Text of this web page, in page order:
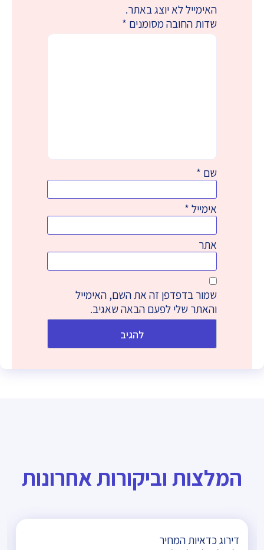
האימייל לא יוצג באתר.
שדות החובה מסומנים*
שם*
אימייל*
אתר
שמור בדפדפן זה את השם, האימייל
והאתר שלי לפעם הבאה שאגיב.
המלצות וביקורות אחרונות
דירוג כדאיות המחיר